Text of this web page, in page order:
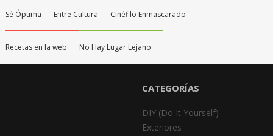
Sé Óptima Entre Cultura Cinéfilo Enmascarado
Recetas en la web No Hay Lugar Lejano
CATEGORÍAS
DIY (Do It Yourself)
Exteriores